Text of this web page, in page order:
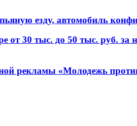
езду, автомобиль
от 30 тыс. до 50 тыс. руб.
рекламы «Молодежь